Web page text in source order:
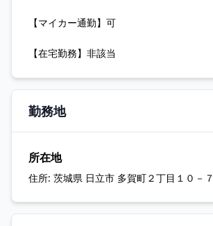
【マイカー通勤】可
【在宅勤務】非該当
勤務地
所在地
住所: 茨城県 日立市 多賀町２丁目１０－７